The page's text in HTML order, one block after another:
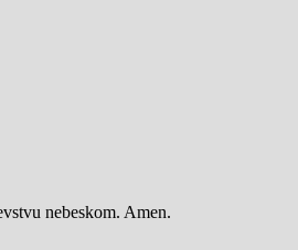
nebeskom. Amen.